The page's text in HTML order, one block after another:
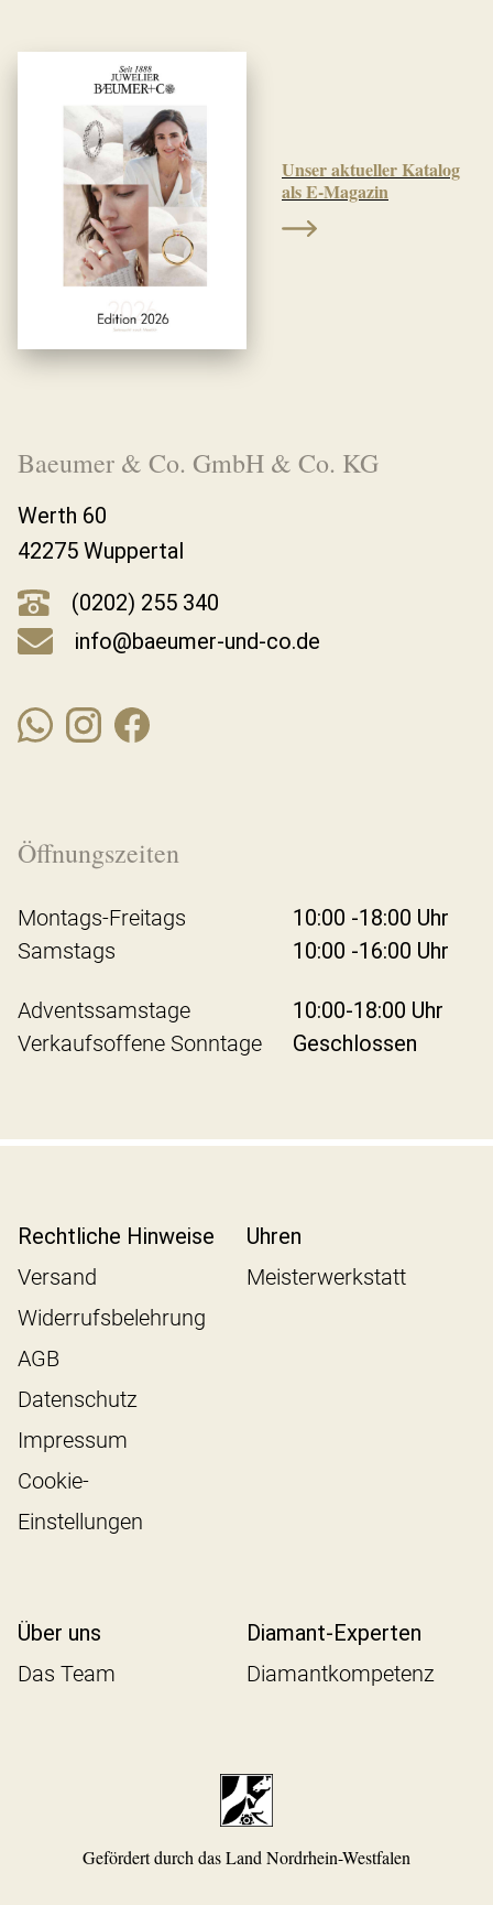
Unser aktueller Katalog
als E-Magazin
Baeumer & Co. GmbH & Co. KG
Werth 60
42275 Wuppertal
(0202) 255 340
info@baeumer-und-co.de
Öffnungszeiten
Montags-Freitags
10:00 -18:00 Uhr
Samstags
10:00 -16:00 Uhr
Adventssamstage
10:00-18:00 Uhr
Verkaufsoffene Sonntage
Geschlossen
Rechtliche Hinweise
Versand
Widerrufsbelehrung
AGB
Datenschutz
Impressum
Cookie-
Einstellungen
Uhren
Meisterwerkstatt
Über uns
Das Team
Diamant-Experten
Diamantkompetenz
Gefördert durch das Land Nordrhein-Westfalen